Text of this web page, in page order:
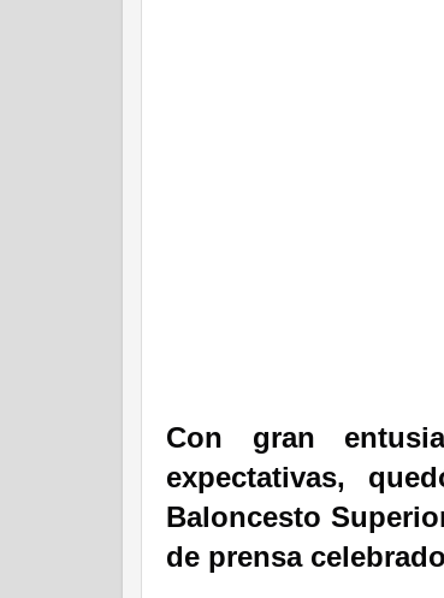
Con gran
expectativas,
Baloncesto
de prensa